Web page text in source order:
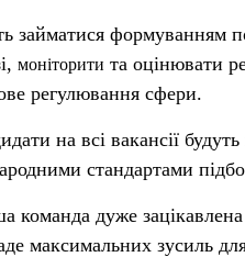
займатися формуванням
моніторити та оцінювати
регулювання сфери.
на всі вакансії
стандартами
команда дуже
максимальних зусиль